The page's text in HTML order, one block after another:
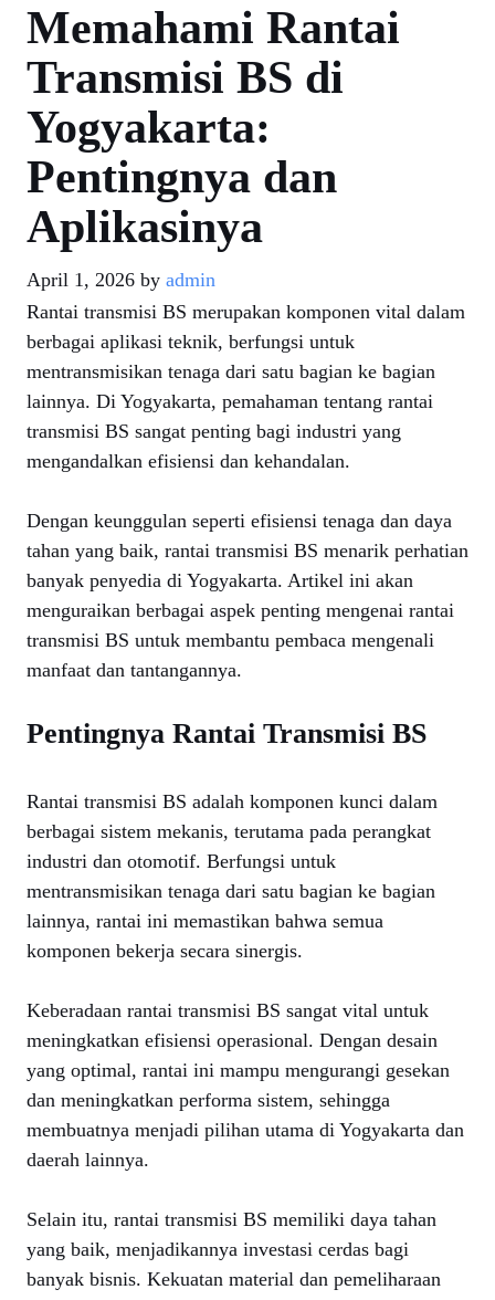
Memahami Rantai
Transmisi BS di
Yogyakarta:
Pentingnya dan
Aplikasinya
April 1, 2026 by admin
Rantai transmisi BS merupakan komponen vital dalam
berbagai aplikasi teknik, berfungsi untuk
mentransmisikan tenaga dari satu bagian ke bagian
lainnya. Di Yogyakarta, pemahaman tentang rantai
transmisi BS sangat penting bagi industri yang
mengandalkan efisiensi dan kehandalan.
Dengan keunggulan seperti efisiensi tenaga dan daya
tahan yang baik, rantai transmisi BS menarik perhatian
banyak penyedia di Yogyakarta. Artikel ini akan
menguraikan berbagai aspek penting mengenai rantai
transmisi BS untuk membantu pembaca mengenali
manfaat dan tantangannya.
Pentingnya Rantai Transmisi BS
Rantai transmisi BS adalah komponen kunci dalam
berbagai sistem mekanis, terutama pada perangkat
industri dan otomotif. Berfungsi untuk
mentransmisikan tenaga dari satu bagian ke bagian
lainnya, rantai ini memastikan bahwa semua
komponen bekerja secara sinergis.
Keberadaan rantai transmisi BS sangat vital untuk
meningkatkan efisiensi operasional. Dengan desain
yang optimal, rantai ini mampu mengurangi gesekan
dan meningkatkan performa sistem, sehingga
membuatnya menjadi pilihan utama di Yogyakarta dan
daerah lainnya.
Selain itu, rantai transmisi BS memiliki daya tahan
yang baik, menjadikannya investasi cerdas bagi
banyak bisnis. Kekuatan material dan pemeliharaan